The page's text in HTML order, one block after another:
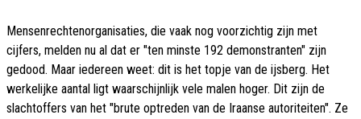
Mensenrechtenorganisaties, die vaak nog voorzichtig zijn met
cijfers, melden nu al dat er "ten minste 192 demonstranten" zijn
gedood. Maar iedereen weet: dit is het topje van de ijsberg. Het
werkelijke aantal ligt waarschijnlijk vele malen hoger. Dit zijn de
slachtoffers van het "brute optreden van de Iraanse autoriteiten". Ze